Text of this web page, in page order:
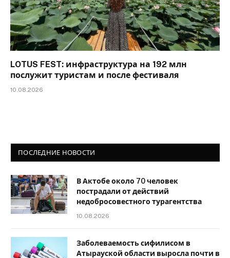
LOTUS FEST: инфраструктура на 192 млн
послужит туристам и после фестиваля
10.08.2026
ПОСЛЕДНИЕ НОВОСТИ
В Актобе около 70 человек
пострадали от действий
недобросовестного турагентства
10.08.2026
Заболеваемость сифилисом в
Атырауской области выросла почти в